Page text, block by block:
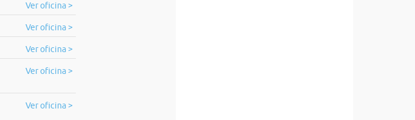
Ver oficina >
Ver oficina >
Ver oficina >
Ver oficina >
Ver oficina >